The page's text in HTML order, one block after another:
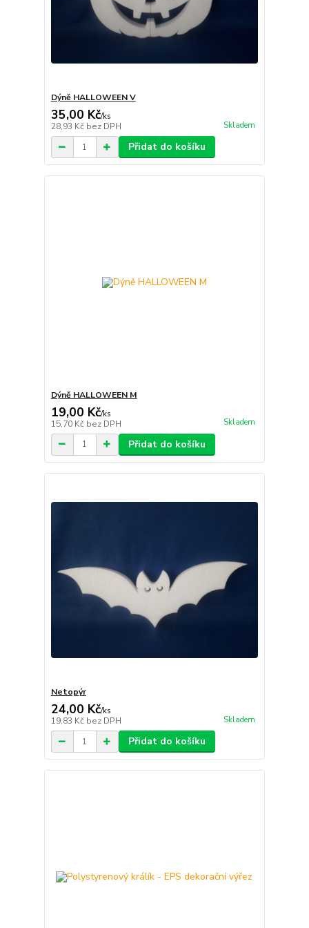
Dýně HALLOWEEN V
35,00 Kč/ks
28,93 Kč bez DPH Skladem
Přidat do košíku
Dýně HALLOWEEN M
19,00 Kč/ks
15,70 Kč bez DPH Skladem
Přidat do košíku
Netopýr
24,00 Kč/ks
19,83 Kč bez DPH Skladem
Přidat do košíku